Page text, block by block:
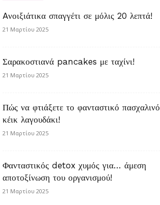
Aνοιξιάτικα σπαγγέτι σε μόλις 20 λεπτά!
21 Μαρτίου 2025
Σαρακοστιανά pancakes με ταχίνι!
21 Μαρτίου 2025
Πώς να φτιάξετε το φανταστικό πασχαλινό
κέικ λαγουδάκι!
21 Μαρτίου 2025
Φανταστικός detox χυμός για… άμεση
αποτοξίνωση του οργανισμού!
21 Μαρτίου 2025